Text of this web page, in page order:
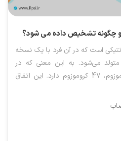
چگونه تشخیص داده می شود؟
است که در آن فرد با یک نسخه
اضافی از کروموزوم 21 متولد می‌شود. به این معنی که در
مجموع به‌جای 46 کروموزوم، 47 کروموزوم دارد. این اتفاق